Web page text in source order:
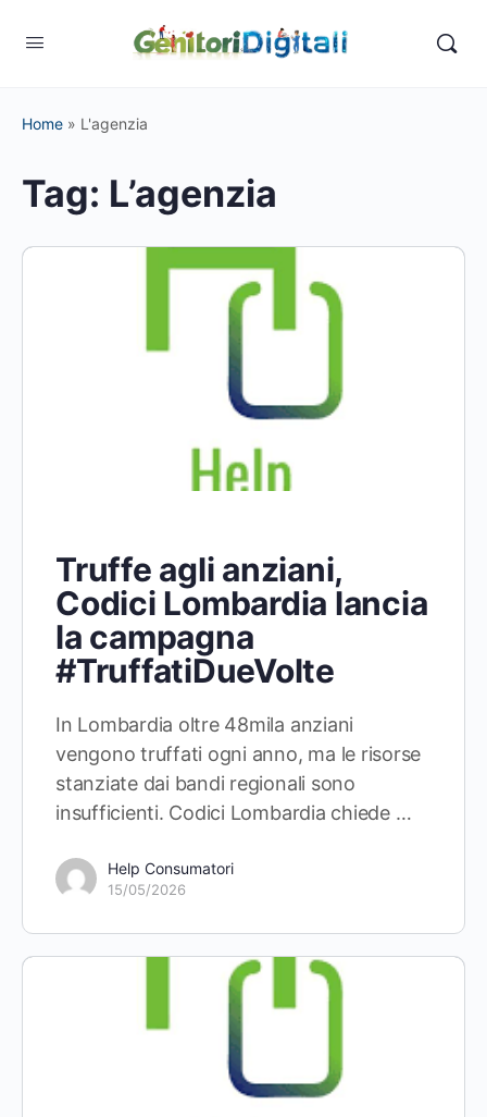
Home » L'agenzia
Tag: L’agenzia
Truffe agli anziani,
Codici Lombardia lancia
la campagna
#TruffatiDueVolte
In Lombardia oltre 48mila anziani
vengono truffati ogni anno, ma le risorse
stanziate dai bandi regionali sono
insufficienti. Codici Lombardia chiede …
Help Consumatori
15/05/2026